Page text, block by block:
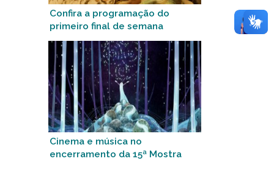
Confira a programação do
primeiro final de semana
Cinema e música no
encerramento da 15ª Mostra